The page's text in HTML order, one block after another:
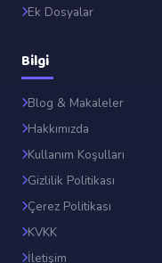
Ek Dosyalar
Bilgi
Blog & Makaleler
Hakkımızda
Kullanım Koşulları
Gizlilik Politikası
Çerez Politikası
KVKK
İletişim